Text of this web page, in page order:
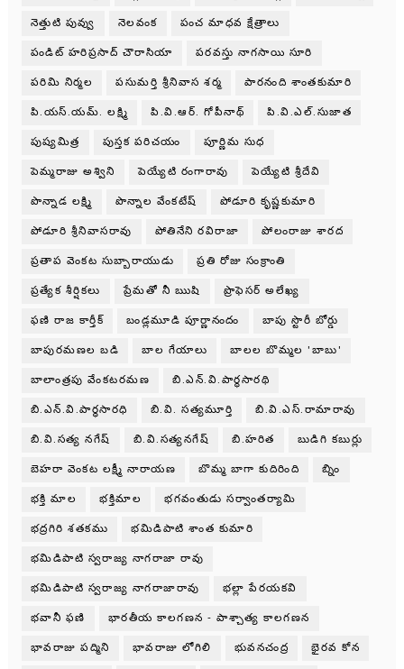
నెత్తుటి పువ్వు నెలవంక పంచ మాధవ క్షేత్రాలు
పండిట్ హరిప్రసాద్ చౌరాసియా పరవస్తు నాగసాయి సూరి
పరిమి నిర్మల పసుమర్తి శ్రీనివాస శర్మ పారనంది శాంతకుమారి
పి.యస్.యమ్. లక్ష్మి పి.వి.ఆర్. గోపీనాథ్ పి.వి.ఎల్.సుజాత
పుష్యమిత్ర పుస్తక పరిచయం పూర్ణిమ సుధ
పెమ్మరాజు అశ్విని పెయ్యేటి రంగారావు పెయ్యేటి శ్రీదేవి
పొన్నాడ లక్ష్మి పొన్నాల వేంకటేష్ పోడూరి కృష్ణకుమారి
పోడూరి శ్రీనివాసరావు పోతినేని రవిరాజా పోలంరాజు శారద
ప్రతాప వెంకట సుబ్బారాయుడు ప్రతి రోజు సంక్రాంతి
ప్రత్యేక శీర్షికలు ప్రేమతో నీ ఋషి ప్రొఫెసర్ అలేఖ్య
ఫణి రాజ కార్తీక్ బండ్లమూడి పూర్ణానందం బాపు స్టొరీ బోర్డు
బాపురమణల బడి బాల గేయాలు బాలల బొమ్మల 'బాబు'
బాలాంత్రపు వేంకటరమణ బి.ఎన్.వి.పార్థసారథి
బి.ఎన్.వి.పార్ధసారధి బి.వి. సత్యమూర్తి బి.వి.ఎస్.రామారావు
బి.వి.సత్య నగేష్ బి.వి.సత్యనగేష్ బి.హరిత బుడిగి కబుర్లు
బెహరా వెంకట లక్ష్మీ నారాయణ బొమ్మ బాగా కుదిరింది బ్నిం
భక్తి మాల భక్తిమాల భగవంతుడు సర్వాంతర్యామి
భద్రగిరి శతకము భమిడిపాటి శాంత కుమారి
భమిడిపాటి స్వరాజ్య నాగరాజా రావు
భమిడిపాటి స్వరాజ్య నాగరాజారావు భల్లా పేరయకవి
భవానీ ఫణి భారతీయ కాలగణన - పాశ్చాత్య కాలగణన
భావరాజు పద్మిని భావరాజు లోగిలి భువనచంద్ర భైరవ కోన